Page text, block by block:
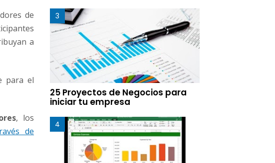
de
a
para el
, los
de
25 Proyectos de Negocios para
iniciar tu empresa